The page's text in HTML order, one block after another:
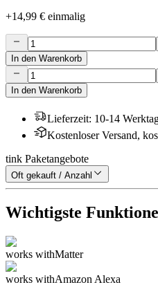
+14,99 € einmalig
In den Warenkorb
In den Warenkorb
Lieferzeit: 10-14
Kostenloser Versand,
tink Paketangebote
Oft gekauft / Anzahl
Wichtigste
works withMatter
works withAmazon Alexa